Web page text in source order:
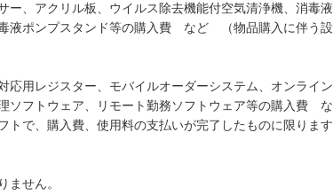
ー、アクリル板、ウイルス除去機能付空気清浄機、消毒液
液ポンプスタンド等の購入費 など （物品購入に伴う
応用レジスター、モバイルオーダーシステム、オンライ
ソフトウェア、リモート勤務ソフトウェア等の購入費
トで、購入費、使用料の支払いが完了したものに限ります
ません。